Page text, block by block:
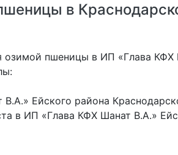
в
озимой пшеницы в ИП «Глава КФХ
Ейского района
в ИП «Глава КФХ Шанат В.А.»